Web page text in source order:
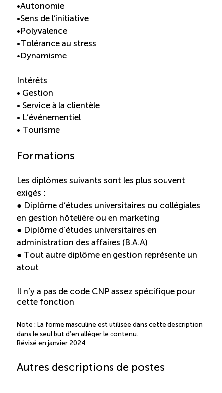
•Autonomie
•Sens de l’initiative
•Polyvalence
•Tolérance au stress
•Dynamisme
Intérêts
• Gestion
• Service à la clientèle
• L’événementiel
• Tourisme
Formations
Les diplômes suivants sont les plus souvent
exigés :
● Diplôme d’études universitaires ou collégiales
en gestion hôtelière ou en marketing
● Diplôme d’études universitaires en
administration des affaires (B.A.A)
● Tout autre diplôme en gestion représente un
atout
Il n’y a pas de code CNP assez spécifique pour
cette fonction
Note : La forme masculine est utilisée dans cette description
dans le seul but d’en alléger le contenu.
Révisé en janvier 2024
Autres descriptions de postes